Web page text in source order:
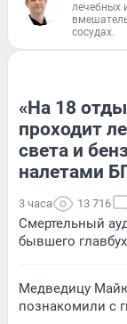
лечебных
сосудах.
«На 18
проходит
света и
налетами
3 часа 13 716
Смертельный
бывшего
Медведицу
познакомили с